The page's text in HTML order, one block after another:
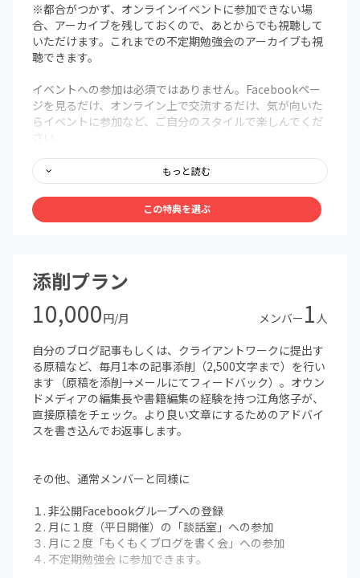
※都合がつかず、オンラインイベントに参加できない場
合、アーカイブを残しておくので、あとからでも視聴して
いただけます。これまでの不定期勉強会のアーカイブも視
聴できます。
イベントへの参加は必須ではありません。Facebookペー
ジを見るだけ、オンライン上で交流するだけ、気が向いた
らイベントに参加など、ご自分のスタイルで楽しんでくだ
さい。
【アーカイブ一例】
■Instagramの攻略法
フォロワー12万人超え！暮らし系ライターのおおのしょう
こさんにお話を聞きました。「しょ～このインスタ攻略
■WordPressをはじめたい
WordPressの特徴やメリット・デメリットについて講座を
してもらいました。
■エッセイってどうやったら出せるの？
ライターで作家の太田明日香さんにお話を聞かせてもらい
ました。
■書く仕事がしたい
いろんな質問に答えてもらいました！
■書きたいけど書けない人のためのブログ講座
開催するたびに満席となる人気の講座をサロン内で開催し
ました！
もっと読む
この特典を選ぶ
添削プラン
10,000円/月 メンバー1 人
自分のブログ記事もしくは、クライアントワークに提出す
る原稿など、毎月1本の記事添削（2,500文字まで）を行い
ます（原稿を添削→メールにてフィードバック）。オウン
ドメディアの編集長や書籍編集の経験を持つ江角悠子が、
直接原稿をチェック。より良い文章にするためのアドバイ
スを書き込んでお返事します。
その他、通常メンバーと同様に
１. 非公開Facebookグループへの登録
２. 月に１度（平日開催）の「談話室」への参加
３. 月に２度「もくもくブログを書く会」への参加
４. 不定期勉強会 に参加できます。